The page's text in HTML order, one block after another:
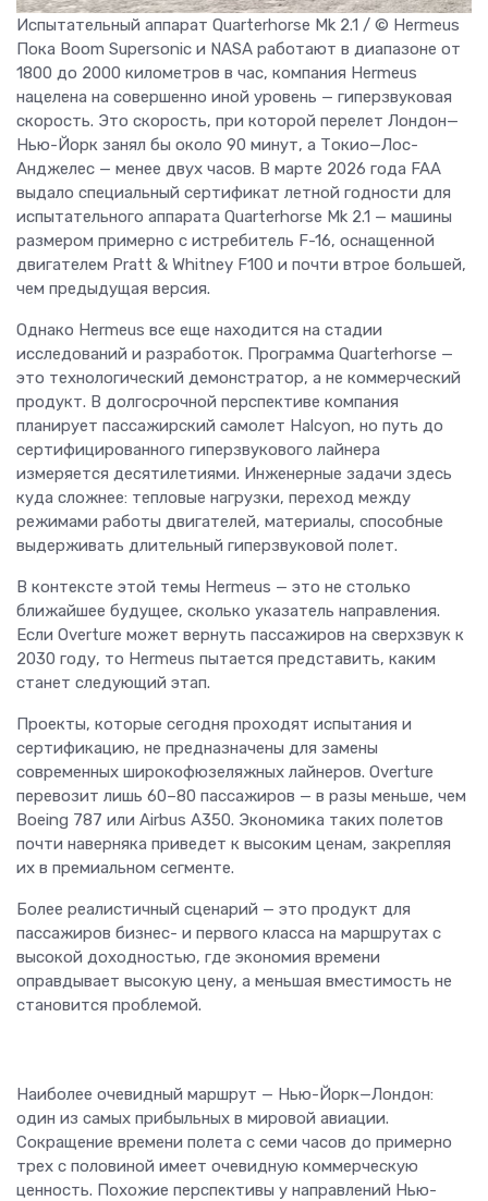
Испытательный аппарат Quarterhorse Mk 2.1 / © Hermeus
Пока Boom Supersonic и NASA работают в диапазоне от
1800 до 2000 километров в час, компания Hermeus
нацелена на совершенно иной уровень — гиперзвуковая
скорость. Это скорость, при которой перелет Лондон—
Нью-Йорк занял бы около 90 минут, а Токио—Лос-
Анджелес — менее двух часов. В марте 2026 года FAA
выдало специальный сертификат летной годности для
испытательного аппарата Quarterhorse Mk 2.1 — машины
размером примерно с истребитель F-16, оснащенной
двигателем Pratt & Whitney F100 и почти втрое большей,
чем предыдущая версия.
Однако Hermeus все еще находится на стадии
исследований и разработок. Программа Quarterhorse —
это технологический демонстратор, а не коммерческий
продукт. В долгосрочной перспективе компания
планирует пассажирский самолет Halcyon, но путь до
сертифицированного гиперзвукового лайнера
измеряется десятилетиями. Инженерные задачи здесь
куда сложнее: тепловые нагрузки, переход между
режимами работы двигателей, материалы, способные
выдерживать длительный гиперзвуковой полет.
В контексте этой темы Hermeus — это не столько
ближайшее будущее, сколько указатель направления.
Если Overture может вернуть пассажиров на сверхзвук к
2030 году, то Hermeus пытается представить, каким
станет следующий этап.
Проекты, которые сегодня проходят испытания и
сертификацию, не предназначены для замены
современных широкофюзеляжных лайнеров. Overture
перевозит лишь 60–80 пассажиров — в разы меньше, чем
Boeing 787 или Airbus A350. Экономика таких полетов
почти наверняка приведет к высоким ценам, закрепляя
их в премиальном сегменте.
Более реалистичный сценарий — это продукт для
пассажиров бизнес- и первого класса на маршрутах с
высокой доходностью, где экономия времени
оправдывает высокую цену, а меньшая вместимость не
становится проблемой.
Наиболее очевидный маршрут — Нью-Йорк—Лондон:
один из самых прибыльных в мировой авиации.
Сокращение времени полета с семи часов до примерно
трех с половиной имеет очевидную коммерческую
ценность. Похожие перспективы у направлений Нью-